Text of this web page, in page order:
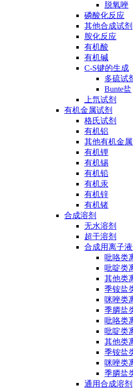
脱氧唑
磷酸化反应
其他合成试剂
胺化反应
有机酸
有机碱
C-S键的生成
多硫试
Bunte盐
上氘试剂
有机金属试剂
格氏试剂
有机铝
其他有机金属
有机锂
有机锡
有机铅
有机汞
有机锌
有机锗
合成溶剂
无水溶剂
超干溶剂
合成用离子
吡咯类
吡啶类
其他类
季铵盐
咪唑类
季膦盐
吡咯类
吡啶类
其他类
季铵盐
咪唑类
季膦盐
通用合成溶剂